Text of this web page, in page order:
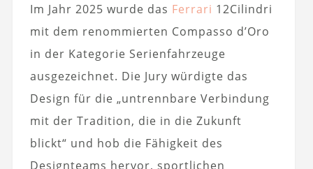
Im Jahr 2025 wurde das Ferrari 12Cilindri
mit dem renommierten Compasso d’Oro
in der Kategorie Serienfahrzeuge
ausgezeichnet. Die Jury würdigte das
Design für die „untrennbare Verbindung
mit der Tradition, die in die Zukunft
blickt“ und hob die Fähigkeit des
Designteams hervor, sportlichen